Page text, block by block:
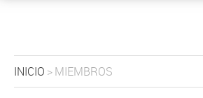
INICIO >MIEMBROS